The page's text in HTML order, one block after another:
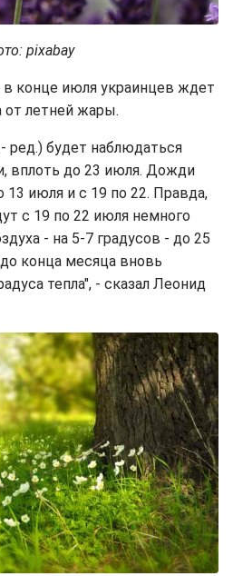
pixabay
в конце июля украинцев ждет
летней жары.
ред.) будет наблюдаться
вплоть до 23 июля. Дожди
июля и с 19 по 22. Правда,
с 19 по 22 июля немного
- на 5-7 градусов - до 25
конца месяца вновь
тепла", - сказал Леонид